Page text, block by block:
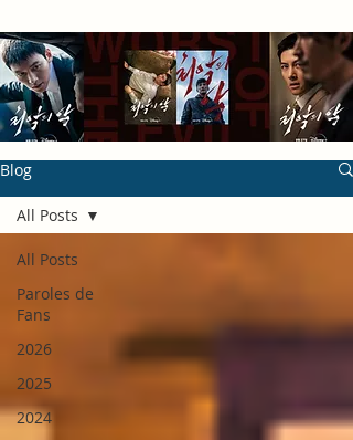
Blog
All Posts
Paroles de
Fans
2026
2025
2024
All Posts